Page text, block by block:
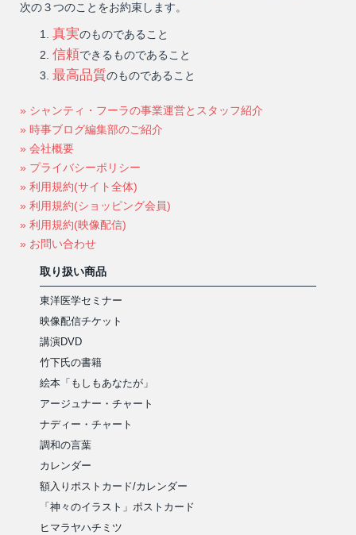
次の３つのことをお約束します。
真実のものであること
信頼できるものであること
最高品質のものであること
» シャンティ・フーラの事業運営とスタッフ紹介
» 時事ブログ編集部のご紹介
» 会社概要
» プライバシーポリシー
» 利用規約(サイト全体)
» 利用規約(ショッピング会員)
» 利用規約(映像配信)
» お問い合わせ
取り扱い商品
東洋医学セミナー
映像配信チケット
講演DVD
竹下氏の書籍
絵本「もしもあなたが」
アージュナー・チャート
ナディー・チャート
調和の言葉
カレンダー
額入りポストカード/カレンダー
「神々のイラスト」ポストカード
ヒマラヤハチミツ